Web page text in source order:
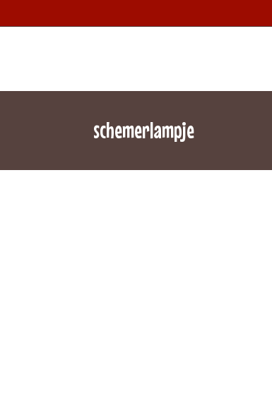
schemerlampje